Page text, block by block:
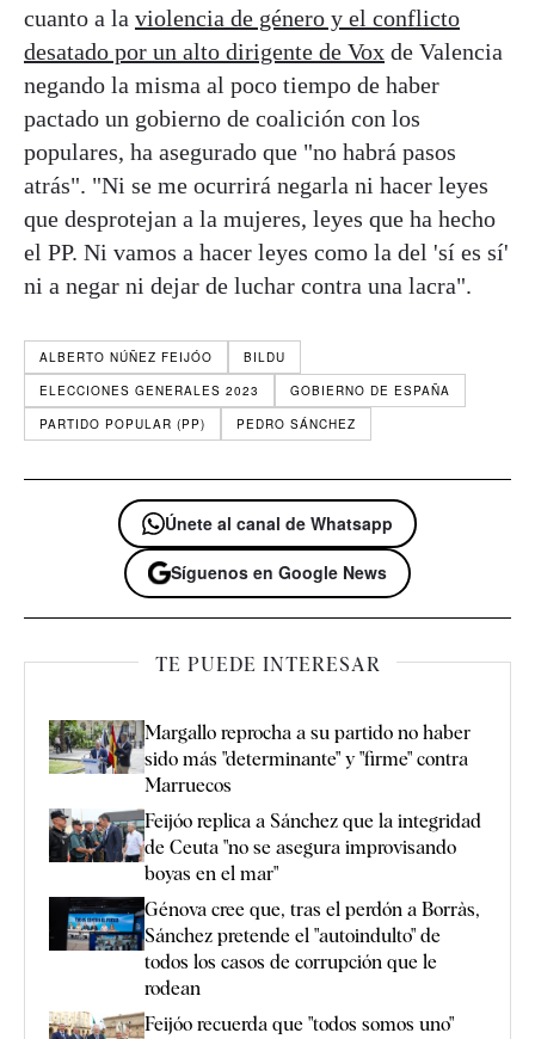
cuanto a la violencia de género y el conflicto
desatado por un alto dirigente de Vox de Valencia
negando la misma al poco tiempo de haber
pactado un gobierno de coalición con los
populares, ha asegurado que "no habrá pasos
atrás". "Ni se me ocurrirá negarla ni hacer leyes
que desprotejan a la mujeres, leyes que ha hecho
el PP. Ni vamos a hacer leyes como la del 'sí es sí'
ni a negar ni dejar de luchar contra una lacra".
ALBERTO NÚÑEZ FEIJÓO
BILDU
ELECCIONES GENERALES 2023
GOBIERNO DE ESPAÑA
PARTIDO POPULAR (PP)
PEDRO SÁNCHEZ
Únete al canal de Whatsapp
Síguenos en Google News
TE PUEDE INTERESAR
Margallo reprocha a su partido no haber
sido más "determinante" y "firme" contra
Marruecos
Feijóo replica a Sánchez que la integridad
de Ceuta "no se asegura improvisando
boyas en el mar"
Génova cree que, tras el perdón a Borràs,
Sánchez pretende el "autoindulto" de
todos los casos de corrupción que le
rodean
Feijóo recuerda que "todos somos uno"